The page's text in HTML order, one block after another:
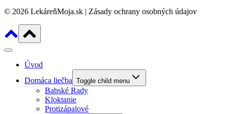
© 2026 LekáreňMoja.sk | Zásady ochrany osobných údajov
Úvod
Domáca liečba Toggle child menu
Babské Rady
Kloktanie
Protizápalové